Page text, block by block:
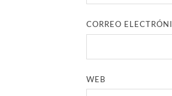
CORREO
WEB